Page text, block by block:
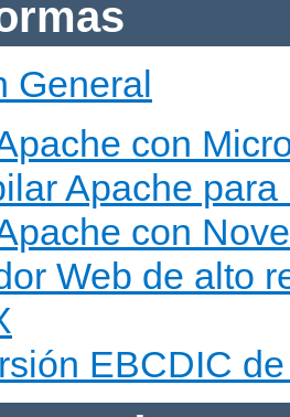
General
con
Apache
con
Web de alto
EBCDIC